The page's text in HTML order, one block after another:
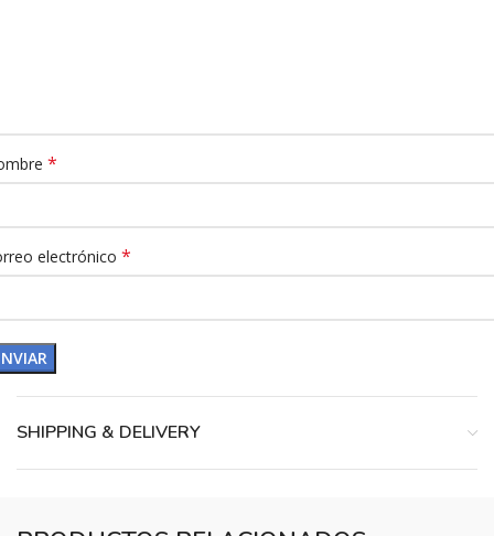
*
electrónico *
SHIPPING & DELIVERY